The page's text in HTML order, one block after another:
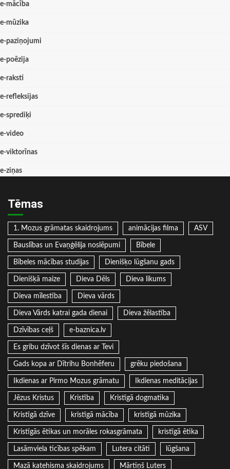
e-mācība
e-mūzika
e-paziņojumi
e-poēzija
e-raksti
e-refleksijas
e-sprediķi
e-video
e-viktorīnas
e-ziņas
Tēmas
1. Mozus grāmatas skaidrojums animācijas filma ASV
Bauslības un Evaņģēlija noslēpumi Bībele
Bībeles mācības studijas Dienišķo lūgšanu gads
Dienišķā maize Dieva Dēls Dieva likums
Dieva mīlestība Dieva vārds
Dieva Vārds katrai gada dienai Dieva žēlastība
Dzīvības ceļš e-baznica.lv
Es gribu dzīvot šīs dienas ar Tevi
Gads kopa ar Dītrihu Bonhēferu grēku piedošana
Ikdienas ar Pirmo Mozus grāmatu Ikdienas meditācijas
Jēzus Kristus Kristība Kristīgā dogmatika
Kristīgā dzīve kristīgā mācība kristīgā mūzika
Kristīgās ētikas un morāles rokasgrāmata kristīgā ētika
Lasāmviela ticības spēkam Lutera citāti lūgšana
Mazā katehisma skaidrojums Mārtiņš Luters